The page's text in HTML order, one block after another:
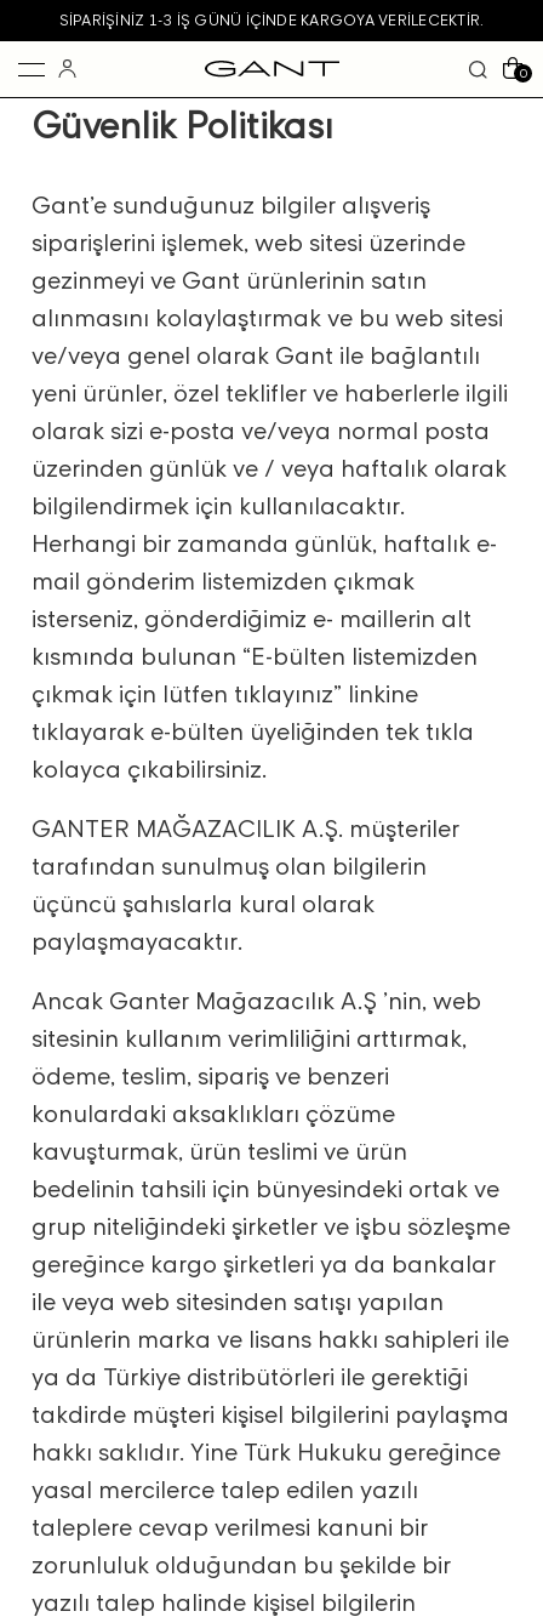
SIPARIŞINIZ 1-3 IŞ GÜNÜ IÇINDE KARGOYA VERILECEKTIR.
0
Güvenlik Politikası
Gant’e sunduğunuz bilgiler alışveriş
siparişlerini işlemek, web sitesi üzerinde
gezinmeyi ve Gant ürünlerinin satın
alınmasını kolaylaştırmak ve bu web sitesi
ve/veya genel olarak Gant ile bağlantılı
yeni ürünler, özel teklifler ve haberlerle ilgili
olarak sizi e-posta ve/veya normal posta
üzerinden günlük ve / veya haftalık olarak
bilgilendirmek için kullanılacaktır.
Herhangi bir zamanda günlük, haftalık e-
mail gönderim listemizden çıkmak
isterseniz, gönderdiğimiz e- maillerin alt
kısmında bulunan “E-bülten listemizden
çıkmak için lütfen tıklayınız” linkine
tıklayarak e-bülten üyeliğinden tek tıkla
kolayca çıkabilirsiniz.
GANTER MAĞAZACILIK A.Ş. müşteriler
tarafından sunulmuş olan bilgilerin
üçüncü şahıslarla kural olarak
paylaşmayacaktır.
Ancak Ganter Mağazacılık A.Ş ’nin, web
sitesinin kullanım verimliliğini arttırmak,
ödeme, teslim, sipariş ve benzeri
konulardaki aksaklıkları çözüme
kavuşturmak, ürün teslimi ve ürün
bedelinin tahsili için bünyesindeki ortak ve
grup niteliğindeki şirketler ve işbu sözleşme
gereğince kargo şirketleri ya da bankalar
ile veya web sitesinden satışı yapılan
ürünlerin marka ve lisans hakkı sahipleri ile
ya da Türkiye distribütörleri ile gerektiği
takdirde müşteri kişisel bilgilerini paylaşma
hakkı saklıdır. Yine Türk Hukuku gereğince
yasal mercilerce talep edilen yazılı
taleplere cevap verilmesi kanuni bir
zorunluluk olduğundan bu şekilde bir
yazılı talep halinde kişisel bilgilerin